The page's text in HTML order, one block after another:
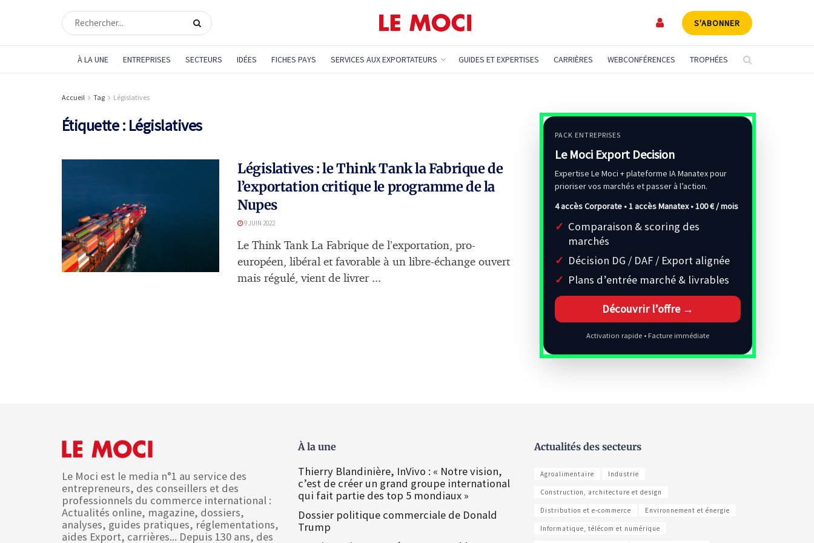
S'ABONNER
À LA UNE ENTREPRISES SECTEURS IDÉES FICHES PAYS SERVICES AUX EXPORTATEURS GUIDES ET EXPERTISES CARRIÈRES WEBCONFÉRENCES TROPHÉES
Accueil Tag Législatives
Étiquette : Législatives
Législatives : le Think Tank la Fabrique de
l’exportation critique le programme de la
Nupes
9 JUIN 2022
Le Think Tank La Fabrique de l’exportation, pro-
européen, libéral et favorable à un libre-échange ouvert
mais régulé, vient de livrer ...
PACK ENTREPRISES
Le Moci Export Decision
Expertise Le Moci + plateforme IA Manatex pour
prioriser vos marchés et passer à l’action.
4 accès Corporate • 1 accès Manatex •100 € / mois
Comparaison & scoring des
marchés
Décision DG / DAF / Export alignée
Plans d’entrée marché & livrables
Découvrir l’offre →
Activation rapide • Facture immédiate
Le Moci est le media n°1 au service des
entrepreneurs, des conseillers et des
professionnels du commerce international :
Actualités online, magazine, dossiers,
analyses, guides pratiques, réglementations,
aides Export, carrières... Depuis 130 ans, des
À la une
Thierry Blandinière, InVivo : « Notre vision,
c’est de créer un grand groupe international
qui fait partie des top 5 mondiaux »
Dossier politique commerciale de Donald
Trump
Actualités des secteurs
Agroalimentaire Industrie
Construction, architecture et design
Distribution et e-commerce Environnement et énergie
Informatique, télécom et numérique